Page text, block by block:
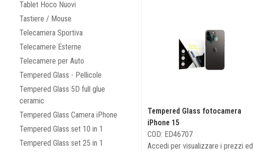
Tablet Hoco Nuovi
Tastiere / Mouse
Telecamera Sportiva
Telecamere Esterne
Telecamere per Auto
Tempered Glass - Pellicole
Tempered Glass 5D full glue
ceramic
Tempered Glass Camera iPhone
Tempered Glass set 10 in 1
Tempered Glass set 25 in 1
Tempered Glass fotocamera
iPhone 15
COD: ED46707
Accedi per visualizzare i prezzi ed